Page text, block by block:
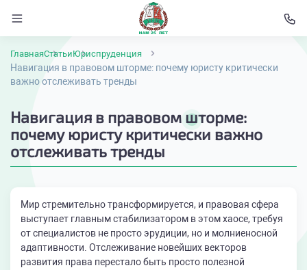
ГлавнаяСтатьиЮриспруденция
Навигация в правовом шторме: почему юристу критически
важно отслеживать тренды
Навигация в правовом шторме:
почему юристу критически важно
отслеживать тренды
Мир стремительно трансформируется, и правовая сфера
выступает главным стабилизатором в этом хаосе, требуя
от специалистов не просто эрудиции, но и молниеносной
адаптивности. Отслеживание новейших векторов
развития права перестало быть просто полезной